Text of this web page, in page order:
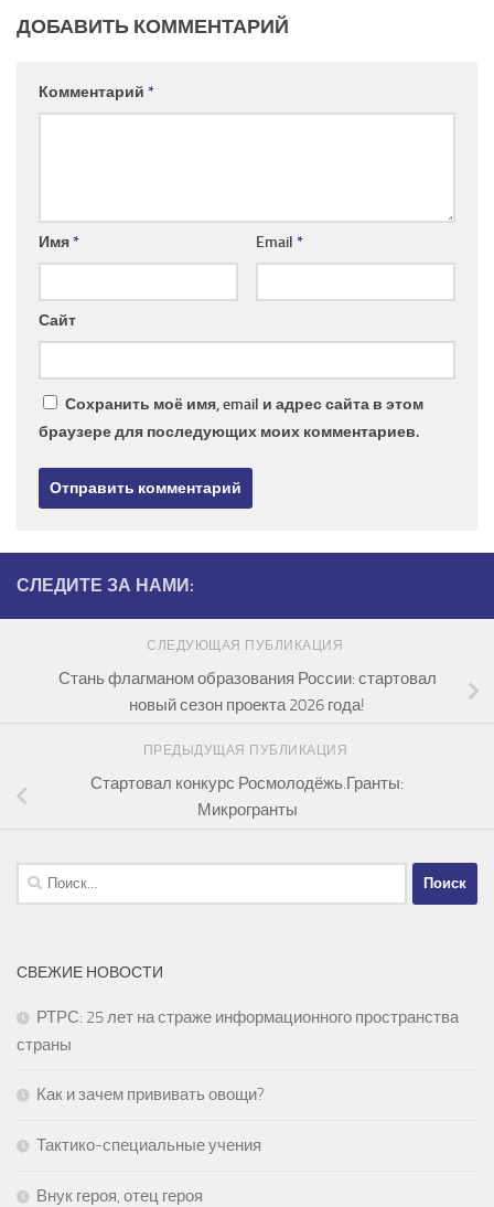
ДОБАВИТЬ КОММЕНТАРИЙ
Комментарий *
Имя* Email *
Сайт
Сохранить моё имя, email и адрес сайта в этом
браузере для последующих моих комментариев.
СЛЕДИТЕ ЗА НАМИ:
СЛЕДУЮЩАЯ ПУБЛИКАЦИЯ
Стань флагманом образования России: стартовал
новый сезон проекта 2026 года!
ПРЕДЫДУЩАЯ ПУБЛИКАЦИЯ
Стартовал конкурс Росмолодёжь.Гранты:
Микрогранты
Найти:
СВЕЖИЕ НОВОСТИ
РТРС: 25 лет на страже информационного пространства
страны
Как и зачем прививать овощи?
Тактико-специальные учения
Внук героя, отец героя